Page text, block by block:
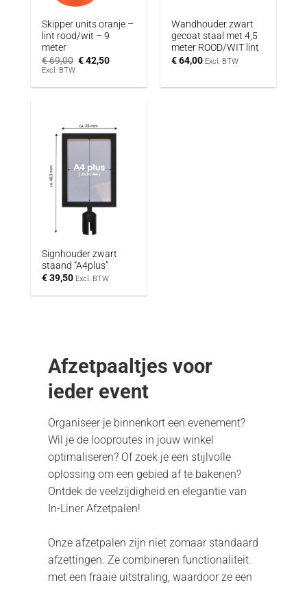
Skipper units oranje –
lint rood/wit – 9
meter
€69,00 Oorspronkelijke
€ 69,00.
€42,50Huidige
€ 42,50.
Excl. BTW
Wandhouder zwart
gecoat staal met 4,5
meter ROOD/WIT lint
€64,00 Excl. BTW
Signhouder zwart
staand “A4plus”
€39,50 Excl. BTW
Afzetpaaltjes voor
ieder event
Organiseer je binnenkort een evenement?
Wil je de looproutes in jouw winkel
optimaliseren? Of zoek je een stijlvolle
oplossing om een gebied af te bakenen?
Ontdek de veelzijdigheid en elegantie van
In-Liner Afzetpalen!
Onze afzetpalen zijn niet zomaar standaard
afzettingen. Ze combineren functionaliteit
met een fraaie uitstraling, waardoor ze een